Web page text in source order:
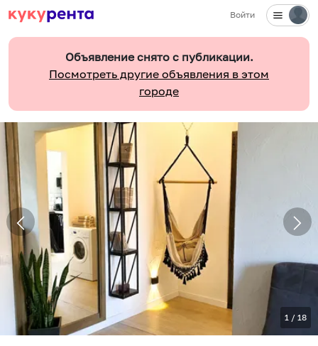
Войти
Объявление снято с публикации.
Посмотреть другие объявления в этом
городе
1 / 18